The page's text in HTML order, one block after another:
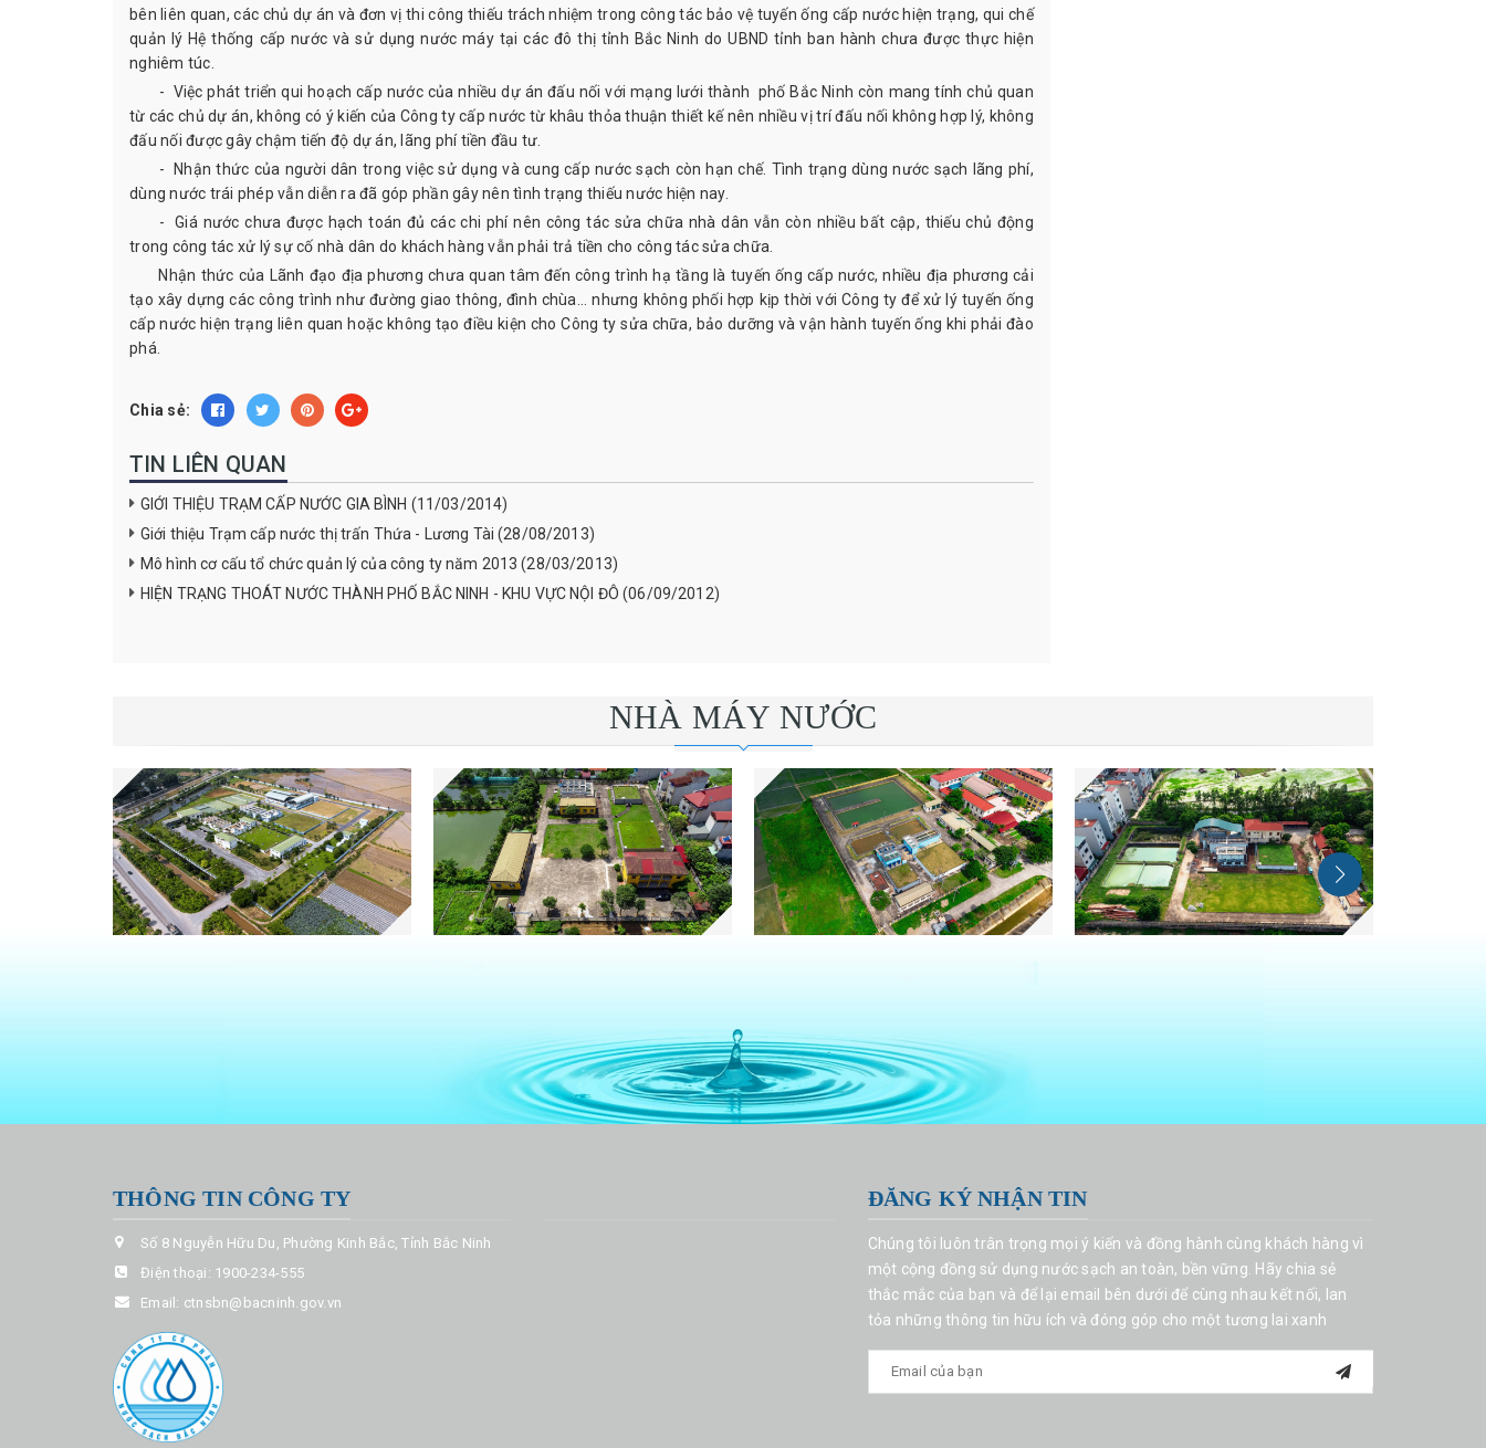
bên liên quan, các chủ dự án và đơn vị thi công thiếu trách nhiệm trong công tác bảo vệ tuyến ống cấp nước hiện trạng, qui chế
quản lý Hệ thống cấp nước và sử dụng nước máy tại các đô thị tỉnh Bắc Ninh do UBND tỉnh ban hành chưa được thực hiện
nghiêm túc.
- Việc phát triển qui hoạch cấp nước của nhiều dự án đấu nối với mạng lưới thành phố Bắc Ninh còn mang tính chủ quan
từ các chủ dự án, không có ý kiến của Công ty cấp nước từ khâu thỏa thuận thiết kế nên nhiều vị trí đấu nối không hợp lý, không
đấu nối được gây chậm tiến độ dự án, lãng phí tiền đầu tư.
- Nhận thức của người dân trong việc sử dụng và cung cấp nước sạch còn hạn chế. Tình trạng dùng nước sạch lãng phí,
dùng nước trái phép vẫn diễn ra đã góp phần gây nên tình trạng thiếu nước hiện nay.
- Giá nước chưa được hạch toán đủ các chi phí nên công tác sửa chữa nhà dân vẫn còn nhiều bất cập, thiếu chủ động
trong công tác xử lý sự cố nhà dân do khách hàng vẫn phải trả tiền cho công tác sửa chữa.
Nhận thức của Lãnh đạo địa phương chưa quan tâm đến công trình hạ tầng là tuyến ống cấp nước, nhiều địa phương cải
tạo xây dựng các công trình như đường giao thông, đình chùa... nhưng không phối hợp kịp thời với Công ty để xử lý tuyến ống
cấp nước hiện trạng liên quan hoặc không tạo điều kiện cho Công ty sửa chữa, bảo dưỡng và vận hành tuyến ống khi phải đào
phá.
Chia sẻ:
TIN LIÊN QUAN
GIỚI THIỆU TRẠM CẤP NƯỚC GIA BÌNH (11/03/2014)
Giới thiệu Trạm cấp nước thị trấn Thứa - Lương Tài (28/08/2013)
Mô hình cơ cấu tổ chức quản lý của công ty năm 2013 (28/03/2013)
HIỆN TRẠNG THOÁT NƯỚC THÀNH PHỐ BẮC NINH - KHU VỰC NỘI ĐÔ (06/09/2012)
NHÀ MÁY NƯỚC
THÔNG TIN CÔNG TY
Số 8 Nguyễn Hữu Du, Phường Kinh Bắc, Tỉnh Bắc Ninh
Điện thoại: 1900-234-555
Email: ctnsbn@bacninh.gov.vn
ĐĂNG KÝ NHẬN TIN
Chúng tôi luôn trân trọng mọi ý kiến và đồng hành cùng khách hàng vì
một cộng đồng sử dụng nước sạch an toàn, bền vững. Hãy chia sẻ
thắc mắc của bạn và để lại email bên dưới để cùng nhau kết nối, lan
tỏa những thông tin hữu ích và đóng góp cho một tương lai xanh